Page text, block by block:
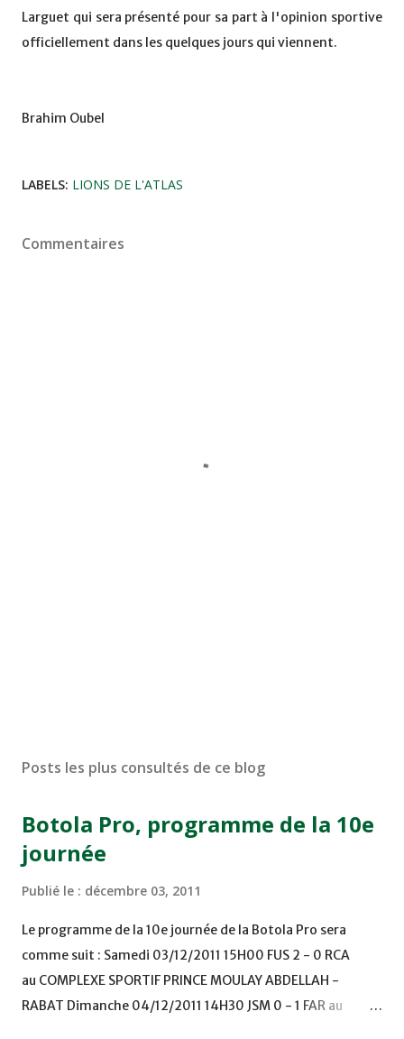
Larguet qui sera présenté pour sa part à l'opinion sportive
officiellement dans les quelques jours qui viennent.
Brahim Oubel
LABELS: LIONS DE L'ATLAS
Commentaires
Posts les plus consultés de ce blog
Botola Pro, programme de la 10e
journée
Publié le : décembre 03, 2011
Le programme de la 10e journée de la Botola Pro sera
comme suit : Samedi 03/12/2011 15H00 FUS 2 - 0 RCA
au COMPLEXE SPORTIF PRINCE MOULAY ABDELLAH -
RABAT Dimanche 04/12/2011 14H30 JSM 0 - 1 FAR au